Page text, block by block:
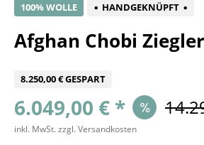
100% WOLLE HANDGEKNÜPFT
Afghan Chobi
8.250,00 € GESPART
6.049,00 € *
inkl. MwSt.zzgl. Versandkosten